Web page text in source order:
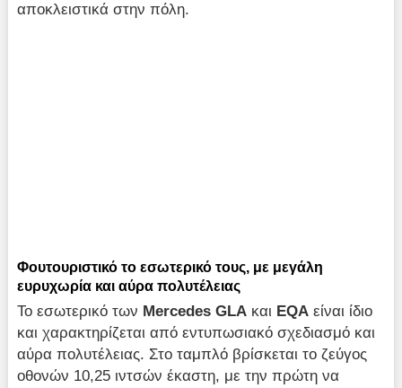
αποκλειστικά στην πόλη.
Φουτουριστικό το εσωτερικό τους, με μεγάλη
ευρυχωρία και αύρα πολυτέλειας
Το εσωτερικό των MercedesGLA και EQA είναι ίδιο
και χαρακτηρίζεται από εντυπωσιακό σχεδιασμό και
αύρα πολυτέλειας. Στο ταμπλό βρίσκεται το ζεύγος
οθονών 10,25 ιντσών έκαστη, με την πρώτη να